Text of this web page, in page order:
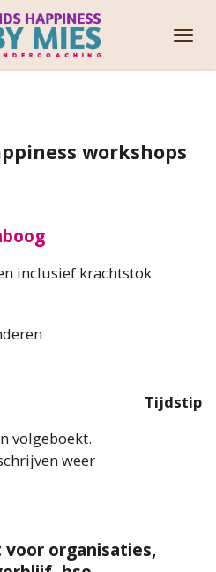
workshops
inclusief krachtstok
Tijdstip
volgeboekt.
weer
organisaties,